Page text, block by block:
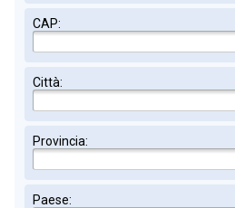
CAP:
Città:
Provincia:
Paese: